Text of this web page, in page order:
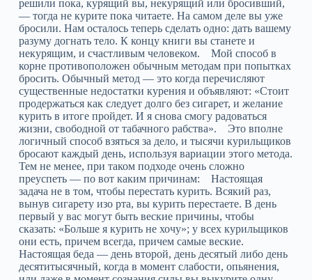
решили пока, курящий вы, некурящий или бросивший,
— тогда не курите пока читаете. На самом деле вы уже
бросили. Нам осталось теперь сделать одно: дать вашему
разуму догнать тело. К концу книги вы станете и
некурящим, и счастливым человеком. Мой способ в
корне противоположен обычным методам при попытках
бросить. Обычный метод — это когда перечисляют
существенные недостатки курения и объявляют: «Стоит
продержаться как следует долго без сигарет, и желание
курить в итоге пройдет. И я снова смогу радоваться
жизни, свободной от табачного рабства». Это вполне
логичный способ взяться за дело, и тысячи курильщиков
бросают каждый день, используя вариации этого метода.
Тем не менее, при таком подходе очень сложно
преуспеть — по вот каким причинам: Настоящая
задача не в том, чтобы перестать курить. Всякий раз,
вынув сигарету изо рта, вы курить перестаете. В день
первый у вас могут быть веские причины, чтобы
сказать: «Больше я курить не хочу»; у всех курильщиков
они есть, причем всегда, причем самые веские.
Настоящая беда — день второй, день десятый либо день
десятитысячный, когда в момент слабости, опьянения,